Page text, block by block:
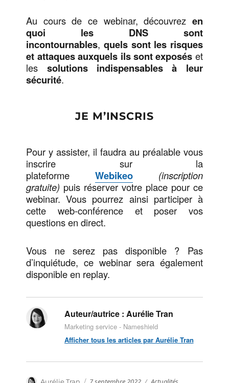
Au cours de ce webinar, découvrez en
quoi les DNS sont
incontournables, quels sont les risques
et attaques auxquels ils sont exposés et
les solutions indispensables à leur
sécurité.
JE M’INSCRIS
Pour y assister, il faudra au préalable vous
inscrire sur la
plateforme
Webikeo
(inscription
gratuite) puis réserver votre place pour ce
webinar. Vous pourrez ainsi participer à
cette web-conférence et poser vos
questions en direct.
Vous ne serez pas disponible ? Pas
d’inquiétude, ce webinar sera également
disponible en replay.
Auteur/autrice : Aurélie Tran
Marketing service - Nameshield
Afficher tous les articles par Aurélie Tran
Auteur Publié Catégories